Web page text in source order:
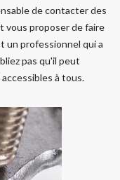
de contacter des
vous proposer de faire
un professionnel qui a
pas qu'il peut
à tous.